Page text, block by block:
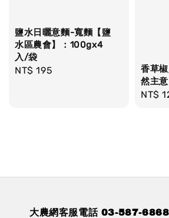
鹽水日曬意麵-寬麵【鹽
水區農會】：100gx4
入/袋
Regular
NT$ 195
香草
然主
NT$
大農網客服電話 03-587-6868